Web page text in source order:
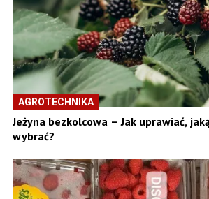
AGROTECHNIKA
Jeżyna bezkolcowa – Jak uprawiać,
wybrać?